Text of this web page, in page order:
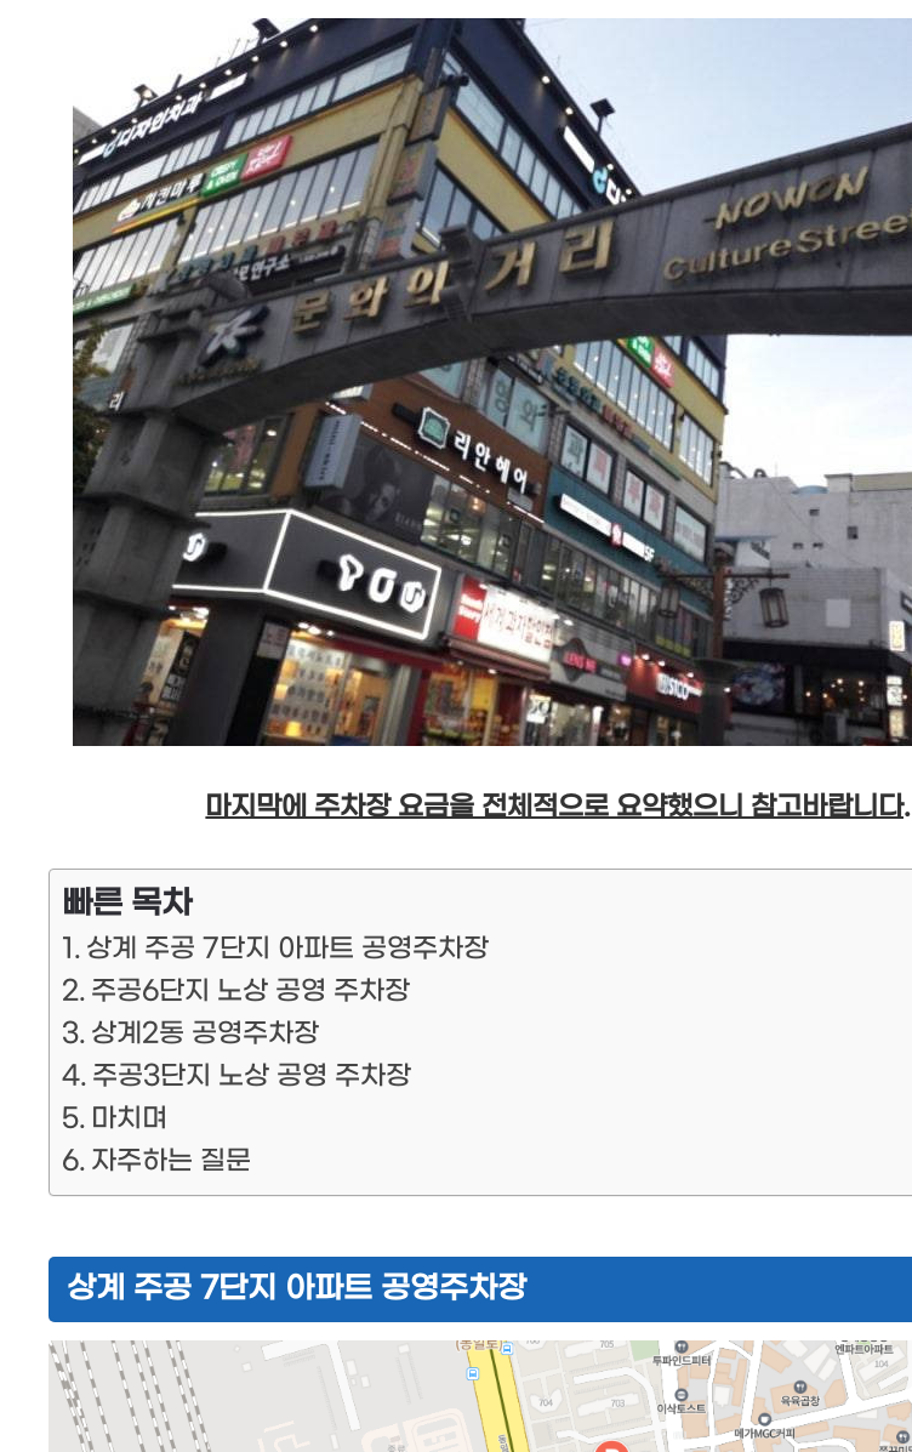
마지막에 주차장 요금을 전체적으로 요약했으니 참고바랍니다.
빠른 목차
상계 주공 7단지 아파트 공영주차장
주공6단지 노상 공영 주차장
상계2동 공영주차장
주공3단지 노상 공영 주차장
마치며
자주하는 질문
상계 주공 7단지 아파트 공영주차장